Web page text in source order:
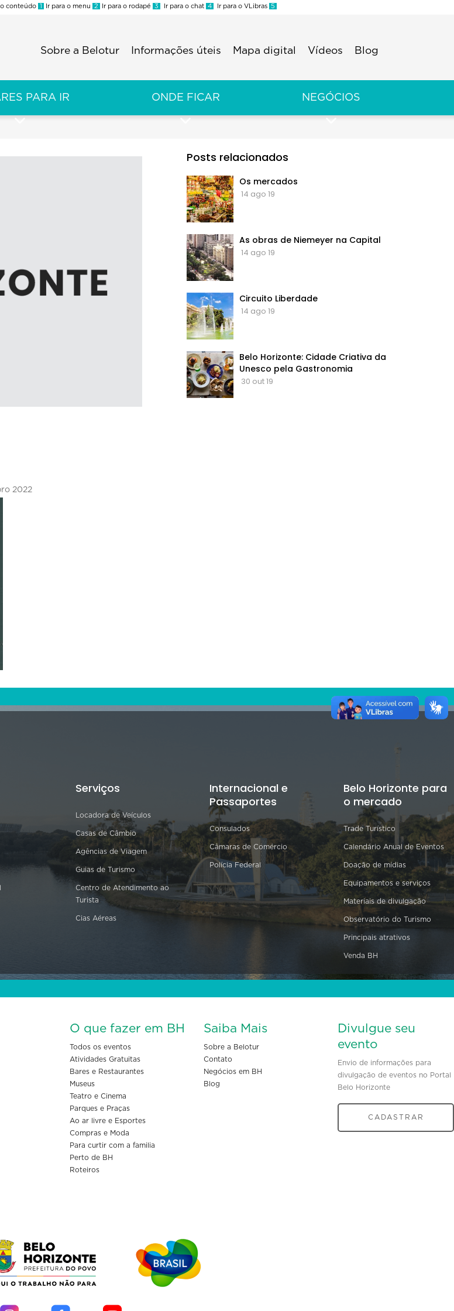
o conteúdo 1 Ir para o menu 2 Ir para o rodapé 3 Ir para o chat 4 Ir para o VLibras 5
Sobre a Belotur Informações úteis Mapa digital Vídeos Blog
PARA IR ONDE FICAR NEGÓCIOS
2022
Posts relacionados
Os mercados
14 ago 19
As obras de Niemeyer na Capital
14 ago 19
Circuito Liberdade
14 ago 19
Belo Horizonte: Cidade Criativa da
Unesco pela Gastronomia
30 out 19
Serviços
Locadora de Veículos
Casas de Câmbio
Agências de Viagem
Guias de Turismo
Centro de Atendimento ao
Turista
Cias Aéreas
Internacional e
Passaportes
Consulados
Câmaras de Comércio
Polícia Federal
Belo Horizonte para
o mercado
Trade Turístico
Calendário Anual de Eventos
Doação de mídias
Equipamentos e serviços
Materiais de divulgação
Observatório do Turismo
Principais atrativos
Venda BH
O que fazer em BH
Todos os eventos
Atividades Gratuitas
Bares e Restaurantes
Museus
Teatro e Cinema
Parques e Praças
Ao ar livre e Esportes
Compras e Moda
Para curtir com a familia
Perto de BH
Roteiros
Saiba Mais
Sobre a Belotur
Contato
Negócios em BH
Blog
Divulgue seu
evento
Envio de informações para
divulgação de eventos no Portal
Belo Horizonte
CADASTRAR